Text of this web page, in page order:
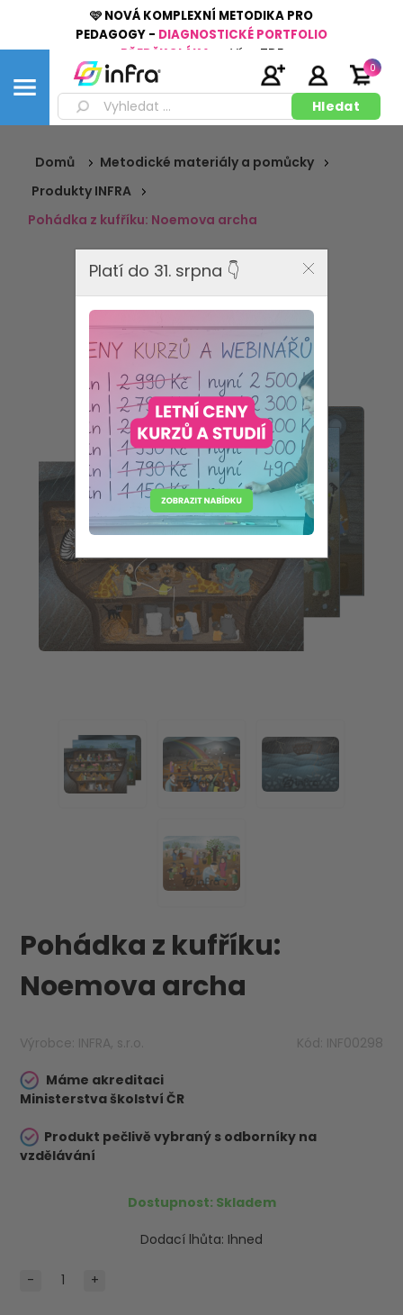
🩷 NOVÁ KOMPLEXNÍ METODIKA PRO
PEDAGOGY - DIAGNOSTICKÉ PORTFOLIO
PŘEDŠKOLÁKA
Více ZDE
0
Domů
Metodické materiály a pomůcky
Produkty INFRA
Pohádka z kufříku: Noemova archa
Pohádka z kufříku:
Noemova archa
Výrobce: INFRA, s.r.o. Kód: INF00298
Máme akreditaci
Ministerstva školství ČR
Produkt pečlivě vybraný s odborníky na
vzdělávání
Dostupnost: Skladem
Dodací lhůta: Ihned
- +
Platí do 31. srpna 👇